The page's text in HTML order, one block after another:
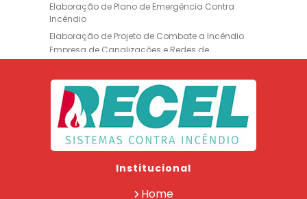
Elaboração de Plano de Emergência Contra
Incêndio
Elaboração de Projeto de Combate a Incêndio
Empresa de Canalizações e Redes de
Incêndio
Empresa de Extintores
Empresa de Formação de Brigada
Empresa de Instalação de Luminária de
Emergência
Empresa de Instalação de para Raio
Empresa de Manutenção de Extintores
Empresa de Projeto de Segurança Contra
Institucional
Home